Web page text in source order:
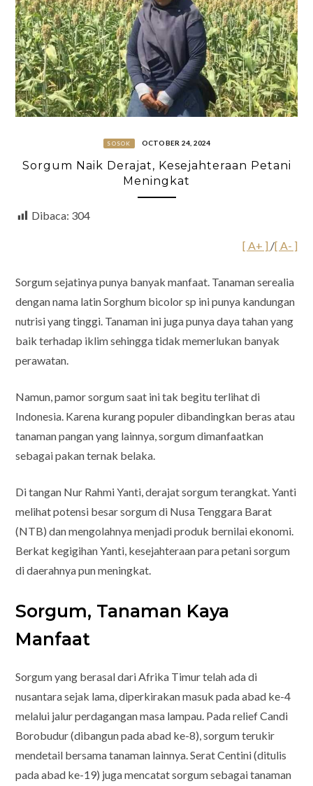
SOSOK OCTOBER 24, 2024
Sorgum Naik Derajat, Kesejahteraan Petani
Meningkat
Dibaca: 304
[ A+ ] /[ A- ]
Sorgum sejatinya punya banyak manfaat. Tanaman serealia
dengan nama latin Sorghum bicolor sp ini punya kandungan
nutrisi yang tinggi. Tanaman ini juga punya daya tahan yang
baik terhadap iklim sehingga tidak memerlukan banyak
perawatan.
Namun, pamor sorgum saat ini tak begitu terlihat di
Indonesia. Karena kurang populer dibandingkan beras atau
tanaman pangan yang lainnya, sorgum dimanfaatkan
sebagai pakan ternak belaka.
Di tangan Nur Rahmi Yanti, derajat sorgum terangkat. Yanti
melihat potensi besar sorgum di Nusa Tenggara Barat
(NTB) dan mengolahnya menjadi produk bernilai ekonomi.
Berkat kegigihan Yanti, kesejahteraan para petani sorgum
di daerahnya pun meningkat.
Sorgum, Tanaman Kaya
Manfaat
Sorgum yang berasal dari Afrika Timur telah ada di
nusantara sejak lama, diperkirakan masuk pada abad ke-4
melalui jalur perdagangan masa lampau. Pada relief Candi
Borobudur (dibangun pada abad ke-8), sorgum terukir
mendetail bersama tanaman lainnya. Serat Centini (ditulis
pada abad ke-19) juga mencatat sorgum sebagai tanaman